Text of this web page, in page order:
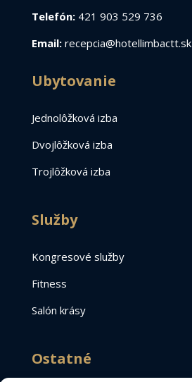
Telefón: 421 903 529 736
Email: recepcia@hotellimbactt.sk
Ubytovanie
Jednolôžková izba
Dvojlôžková izba
Trojlôžková izba
Služby
Kongresové služby
Fitness
Salón krásy
Ostatné